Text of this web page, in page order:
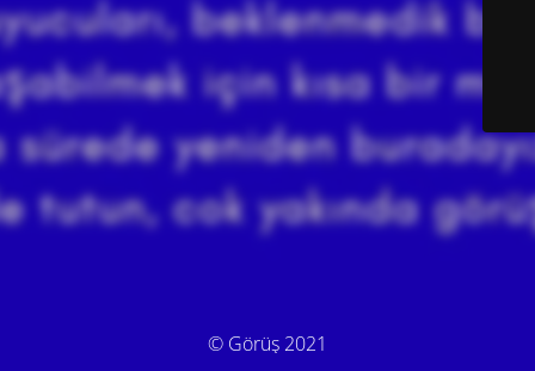
© Görüş 2021